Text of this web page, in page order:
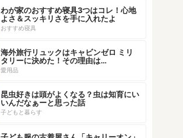
わが家のおすすめ寝具3つはコレ！心地
よさ＆スッキリさを手に入れたよ
おすすめ寝具
海外旅行リュックはキャビンゼロ ミリ
タリーに決めた！その理由は…
愛用品
昆虫好きは頭がよくなる？虫は知育にい
いんだなぁーと思った話
子どもと暮らす